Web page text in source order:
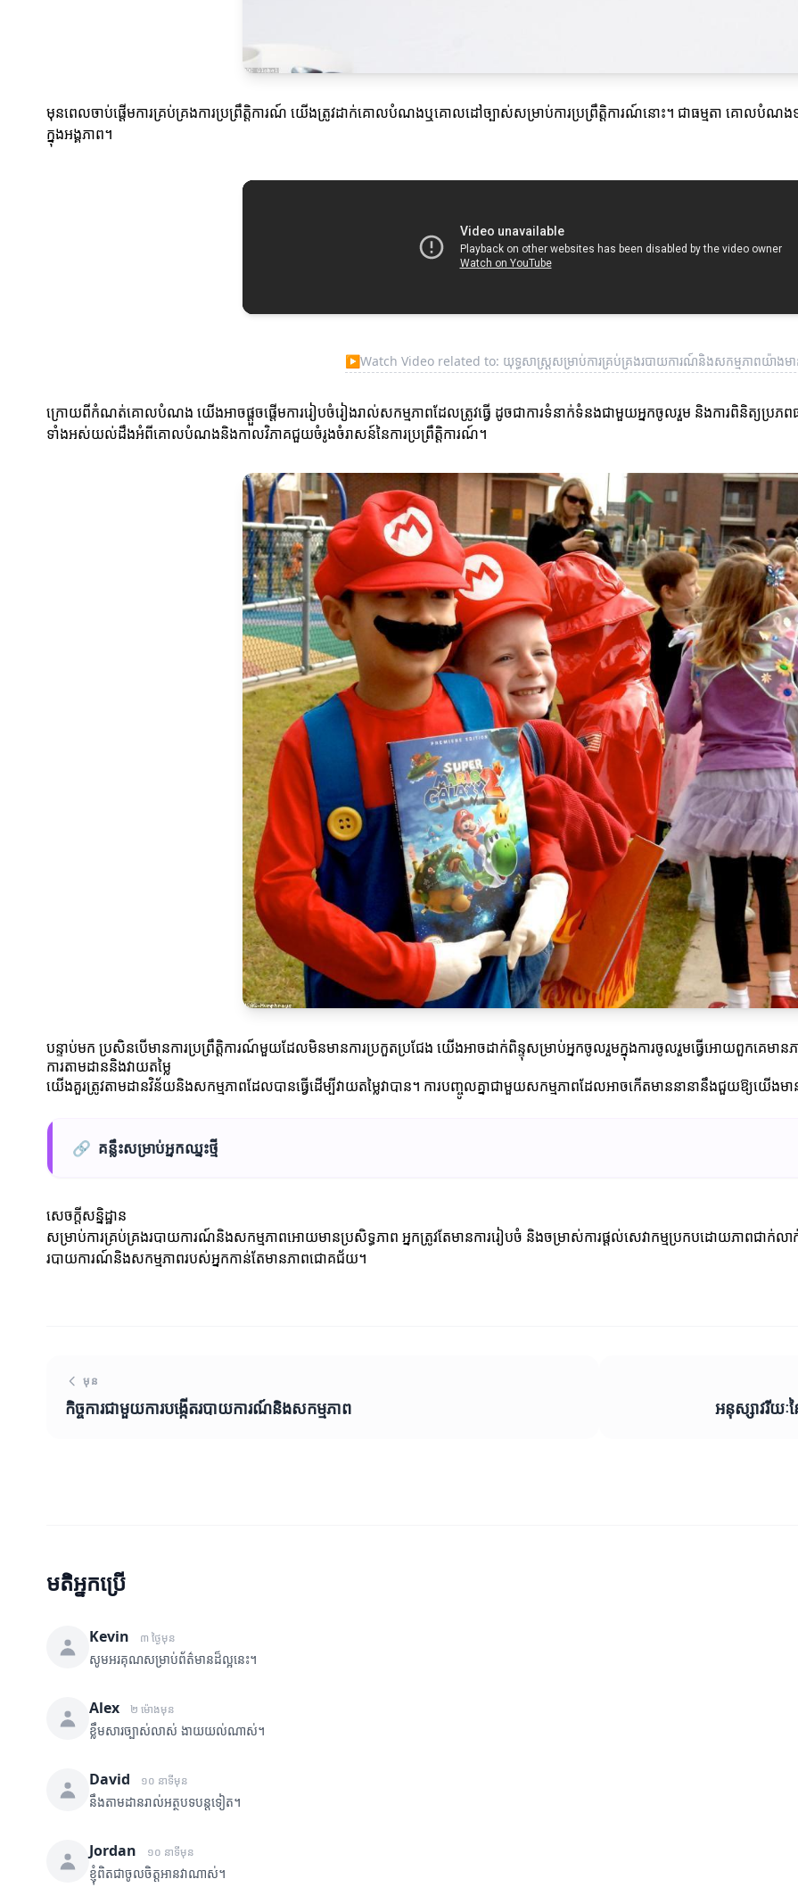
មុនពេលចាប់ផ្តើមការគ្រប់គ្រងការប្រព្រឹត្តិការណ៍ យើងត្រូវដាក់គោលបំណងឬគោលដៅច្បាស់សម្រាប់ការប្រព្រឹត្តិការណ៍នោះ។ ជាធម្មតា គោលបំណងទ
ក្នុងអង្គភាព។
▶Watch Video related to: យុទ្ធសាស្ត្រសម្រាប់ការគ្រប់គ្រងរបាយការណ៍និងសកម្មភាពយ៉ាងមា
ក្រោយពីកំណត់គោលបំណង យើងអាចផ្តួចផ្តើមការរៀបចំរៀងរាល់សកម្មភាពដែលត្រូវធ្វើ ដូចជាការទំនាក់ទំនងជាមួយអ្នកចូលរួម និងការពិនិត្យប្រភព
ទាំងអស់យល់ដឹងអំពីគោលបំណងនិងកាលវិភាគជួយចំរូងចំរាសន៍នៃការប្រព្រឹត្តិការណ៍។
បន្ទាប់មក ប្រសិនបើមានការប្រព្រឹត្តិការណ៍មួយដែលមិនមានការប្រកួតប្រជែង យើងអាចដាក់ពិន្ទុសម្រាប់អ្នកចូលរួមក្នុងការចូលរួមធ្វើអោយពួកគេម
ការតាមដាននិងវាយតម្លៃ
យើងគួរត្រូវតាមដានវិន័យនិងសកម្មភាពដែលបានធ្វើដើម្បីវាយតម្លៃវាបាន។ ការបញ្ចូលគ្នាជាមួយសកម្មភាពដែលអាចកើតមាននានានឹងជួយឱ្យយើ
🔗 គន្លឹះសម្រាប់អ្នកឈ្នះថ្មី
សេចក្តីសន្និដ្ឋាន
សម្រាប់ការគ្រប់គ្រងរបាយការណ៍និងសកម្មភាពអោយមានប្រសិទ្ធភាព អ្នកត្រូវតែមានការរៀបចំ និងចម្រាស់ការផ្តល់សេវាកម្មប្រកបដោយភាពជាក់
របាយការណ៍និងសកម្មភាពរបស់អ្នកកាន់តែមានភាពជោគជ័យ។
មុន
កិច្ចការជាមួយការបង្កើតរបាយការណ៍និងសកម្មភាព អនុស្សាវរីយៈ
មតិអ្នកប្រើ
Kevin ៣ ថ្ងៃមុន
សូមអរគុណសម្រាប់ព័ត៌មានដ៏ល្អនេះ។
Alex ២ ម៉ោងមុន
ខ្លឹមសារច្បាស់លាស់ ងាយយល់ណាស់។
David ១០ នាទីមុន
នឹងតាមដានរាល់អត្ថបទបន្តទៀត។
Jordan ១០ នាទីមុន
ខ្ញុំពិតជាចូលចិត្តអានវាណាស់។